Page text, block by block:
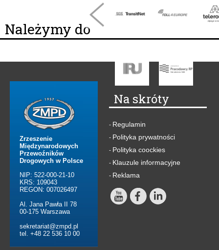
Należymy do
Zrzeszenie
Międzynarodowych
Przewoźników
Drogowych w Polsce
NIP: 522-000-21-10
KRS: 109043
REGON: 007026497
Al. Jana Pawła II 78
00-175 Warszawa
sekretariat@zmpd.pl
tel. +48 22 536 10 00
Na skróty
- Regulamin
- Polityka prywatności
- Polityka coockies
- Klauzule informacyjne
- Reklama